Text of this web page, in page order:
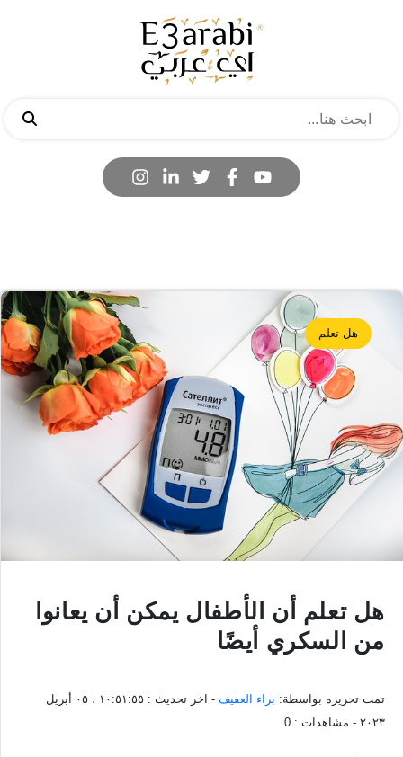
هل تعلم
هل تعلم أن الأطفال يمكن أن يعانوا
من السكري أيضًا
تمت تحريره بواسطة: براء العفيف - اخر تحديث :
١٠:٥١:٥٥ ، ٠٥ أبريل
٢٠٢٣ - مشاهدات : 0